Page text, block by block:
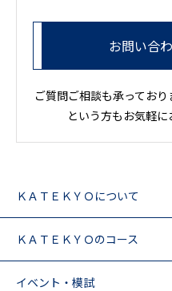
お問い合
ご質問ご相談も承ってお
という方もお気軽に
ＫＡＴＥＫＹＯについて
ＫＡＴＥＫＹＯのコース
イベント・模試